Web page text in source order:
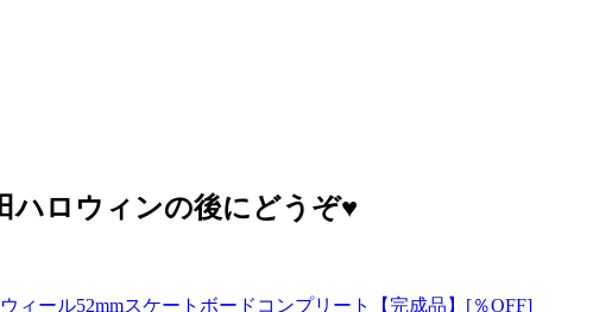
ハロウィンの後にどうぞ♥️
ィール52mmスケートボードコンプリート【完成品】[％OFF]